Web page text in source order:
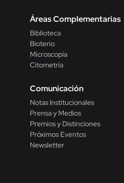
Áreas Complementarias
Biblioteca
Bioterio
Microscopía
Citometría
Comunicación
Notas Institucionales
Prensa y Medios
Premios y Distinciones
Próximos Eventos
Newsletter